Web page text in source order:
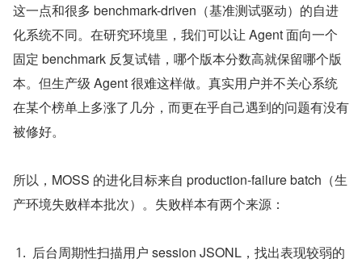
这一点和很多 benchmark-driven（基准测试驱动）的自进
化系统不同。在研究环境里，我们可以让 Agent 面向一个
固定 benchmark 反复试错，哪个版本分数高就保留哪个版
本。但生产级 Agent 很难这样做。真实用户并不关心系统
在某个榜单上多涨了几分，而更在乎自己遇到的问题有没有
被修好。
所以，MOSS 的进化目标来自 production-failure batch（生
产环境失败样本批次）。失败样本有两个来源：
后台周期性扫描用户 session JSONL，找出表现较弱的